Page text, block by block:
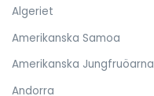
Algeriet
Amerikanska Samoa
Amerikanska Jungfruöarna
Andorra